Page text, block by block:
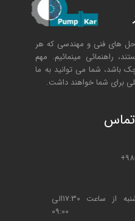
حل های فنی و مهندسی که هر
راهنمائی مینمائیم. مهم
باشد، شما می توانید به ما
برای شما خواهند داشت.
شنبه تا چهارشنبه از ساعت 17:30الی
09:00